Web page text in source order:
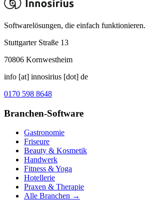
Softwarelösungen, die einfach funktionieren.
Stuttgarter Straße 13
70806 Kornwestheim
info [at] innosirius [dot] de
0170 598 8648
Branchen-Software
Gastronomie
Friseure
Beauty & Kosmetik
Handwerk
Fitness & Yoga
Hotellerie
Praxen & Therapie
Alle Branchen →